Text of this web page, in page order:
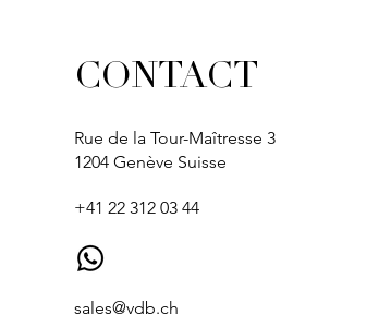
CONTACT
Rue de la Tour-Maîtresse 3
1204 Genève Suisse
+41 22 312 03 44
sales@vdb.ch